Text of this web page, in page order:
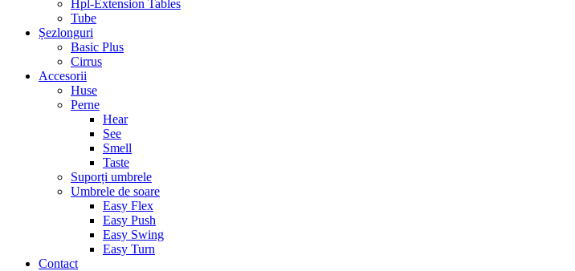
Hpl-Extension Tables
Tube
Șezlonguri
Basic Plus
Cirrus
Accesorii
Huse
Perne
Hear
See
Smell
Taste
Suporți umbrele
Umbrele de soare
Easy Flex
Easy Push
Easy Swing
Easy Turn
Contact